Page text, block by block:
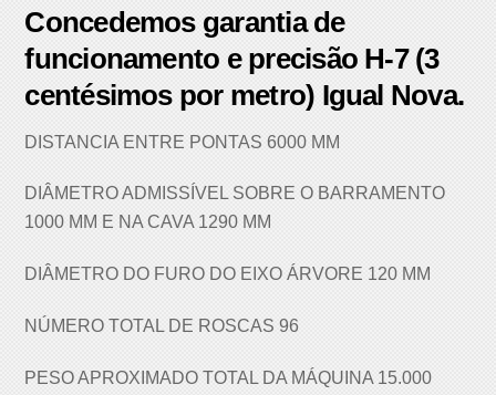
Concedemos garantia de
funcionamento e precisão H-7 (3
centésimos por metro) Igual Nova.
DISTANCIA ENTRE PONTAS 6000 MM
DIÂMETRO ADMISSÍVEL SOBRE O BARRAMENTO
1000 MM E NA CAVA 1290 MM
DIÂMETRO DO FURO DO EIXO ÁRVORE 120 MM
NÚMERO TOTAL DE ROSCAS 96
PESO APROXIMADO TOTAL DA MÁQUINA 15.000